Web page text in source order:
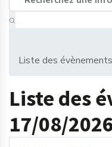
Liste des évènements
Liste des
17/08/